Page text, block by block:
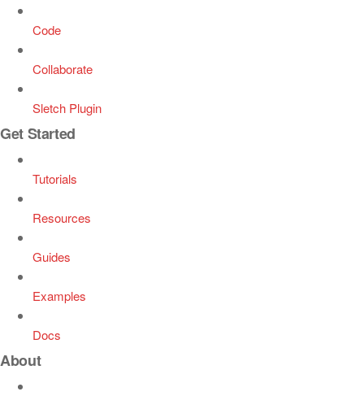
Code
Collaborate
Sletch Plugin
Get Started
Tutorials
Resources
Guides
Examples
Docs
About